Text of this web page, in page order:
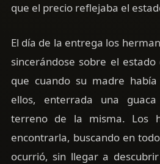
que el precio reflejaba el
El día de la entrega los
sincerándose sobre el
que cuando su madre
ellos, enterrada una
terreno de la misma. Los
encontrarla, buscando en
ocurrió, sin llegar a